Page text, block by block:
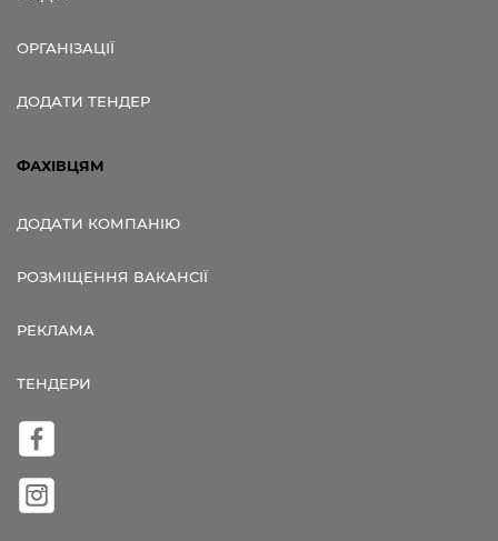
ОРГАНІЗАЦІЇ
ДОДАТИ ТЕНДЕР
ФАХІВЦЯМ
ДОДАТИ КОМПАНІЮ
РОЗМІЩЕННЯ ВАКАНСІЇ
РЕКЛАМА
ТЕНДЕРИ